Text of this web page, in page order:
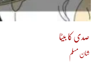
صدی کا بیٹا
شان مسلم